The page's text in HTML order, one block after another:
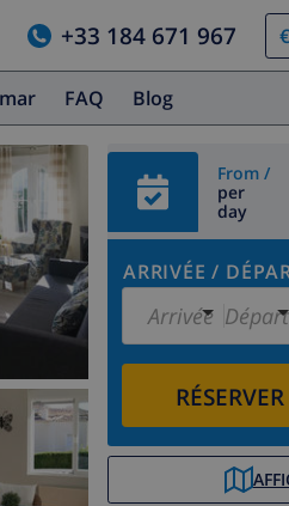
+33 184 671 967 €
FAQ Blog
From /
per
day
ARRIVÉE /
Arrivée Départ